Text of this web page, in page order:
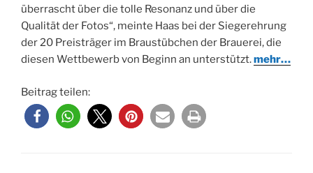
überrascht über die tolle Resonanz und über die
Qualität der Fotos“, meinte Haas bei der Siegerehrung
der 20 Preisträger im Braustübchen der Brauerei, die
diesen Wettbewerb von Beginn an unterstützt.mehr…
Beitrag teilen: